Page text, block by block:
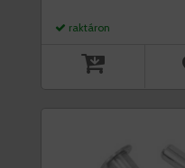
raktáron